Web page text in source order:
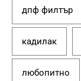
дпф филтър
кадилак
любопитно